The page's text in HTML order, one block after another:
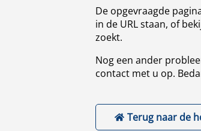
De opgevraagde
in de URL staan, of
zoekt.
Nog een ander
contact met u op.
Terug naar de